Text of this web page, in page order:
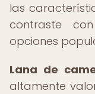
las
contraste
opciones
Lana de
altamente